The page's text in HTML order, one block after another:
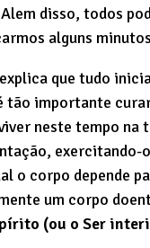
disso, todos
alguns
que tudo
importante
neste tempo
o corpo depende
um corpo
(ou o Ser